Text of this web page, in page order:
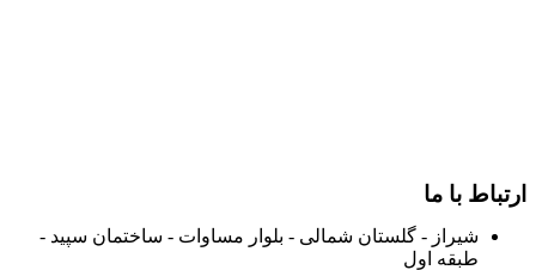
ارتباط با ما
شیراز - گلستان شمالی - بلوار مساوات - ساختمان سپید -
طبقه اول